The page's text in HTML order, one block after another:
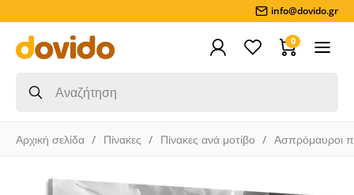
info@dovido.gr
0
Αρχική σελίδα Πίνακες Πίνακες ανά μοτίβο Ασπρόμαυροι